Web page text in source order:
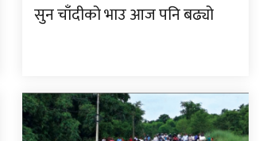
सुन चाँदीको भाउ आज पनि बढ्यो